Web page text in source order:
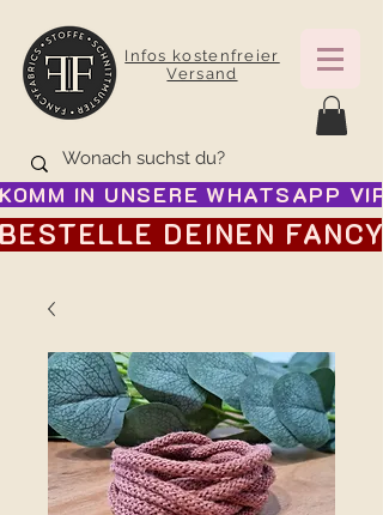
Infos kostenfreier
Versand
KOMM IN UNSERE WHATSAPP
BESTELLE DEINEN